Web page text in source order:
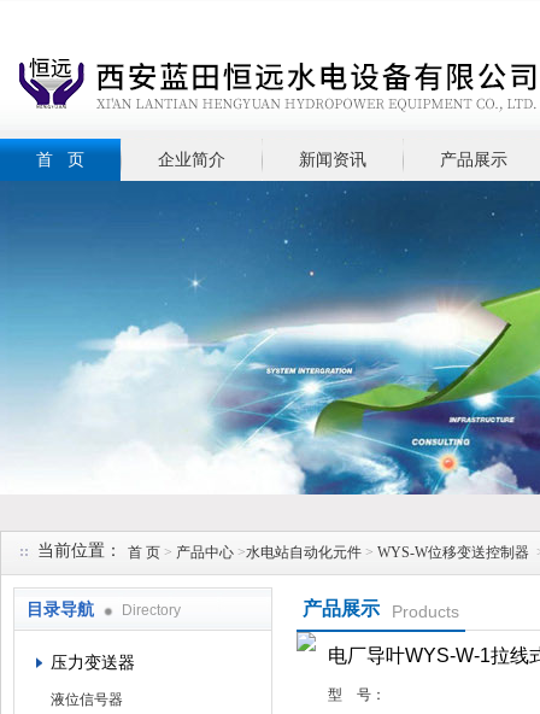
首 页 企业简介 新闻资讯 产品展示
当前位置： 首 页 > 产品中心 >水电站自动化元件 > WYS-W位移变送控制器
目录导航 Directory
压力变送器
液位信号器
产品展示 Products
电厂导叶WYS-W-1拉线
型 号：